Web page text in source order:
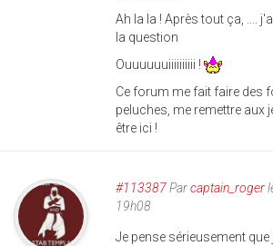
Ah la la ! Après tout ça, ....
la question
Ouuuuuuiiiiiiiiii !
Ce forum me fait faire des
peluches, me remettre aux
être ici !
#113387Parcaptain_roger
19h08
Je pense sérieusement que